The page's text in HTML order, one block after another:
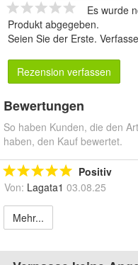
Es wurde
Produkt abgegeben.
Seien Sie der Erste.
Rezension verfassen
Bewertungen
So haben Kunden, die den
haben, den Kauf bewertet.
Positiv
Von: Lagata1 03.08.25
Mehr...